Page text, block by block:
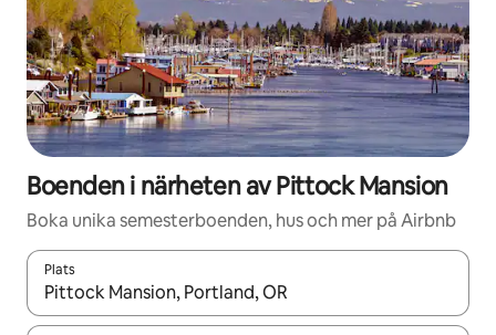
Boenden i närheten av Pittock Mansion
Boka unika semesterboenden, hus och mer på Airbnb
Plats
När resultaten är tillgängliga kan du navigera med upp- och